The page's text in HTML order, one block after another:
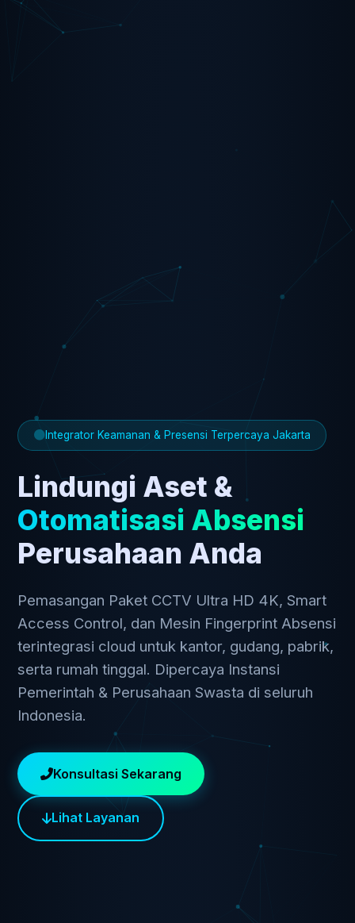
Integrator Keamanan & Presensi Terpercaya Jakarta
Lindungi Aset &
Otomatisasi Absensi
Perusahaan Anda
Pemasangan Paket CCTV Ultra HD 4K, Smart
Access Control, dan Mesin Fingerprint Absensi
terintegrasi cloud untuk kantor, gudang, pabrik,
serta rumah tinggal. Dipercaya Instansi
Pemerintah & Perusahaan Swasta di seluruh
Indonesia.
Konsultasi Sekarang
Lihat Layanan